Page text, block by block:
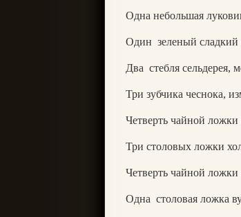
Одна небольшая
Один зеленый
Два стебля
Три зубчика чеснока,
Четверть чайной ложки
Три столовых ложки
Четверть чайной ложки
Одна столовая ложка